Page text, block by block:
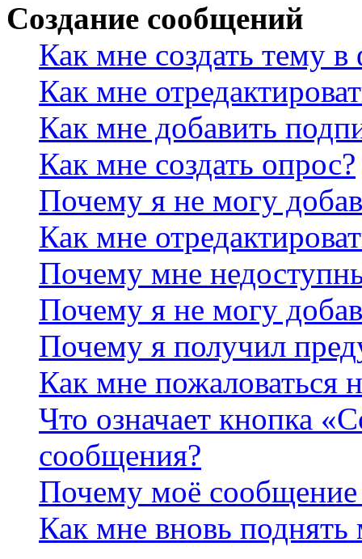
Создание сообщений
Как мне создать тему
Как мне
Как мне добавить
Как мне создать опрос?
Почему я не могу
Как мне
Почему мне
Почему я не могу
Почему я получил
Как мне пожаловаться
Что означает кнопка
сообщения?
Почему моё сообщение
Как мне вновь